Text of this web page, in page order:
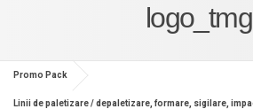
logo_tmg
Promo Pack
Linii de paletizare / depaletizare, formare, sigilare,